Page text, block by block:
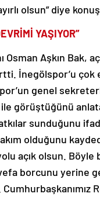
olsun” diye
YAŞIYOR”
Osman Aşkın Bak,
İnegölspor’u çok
genel
görüştüğünü
sunduğunu
olduğunu
açık olsun.
borcunu yerine